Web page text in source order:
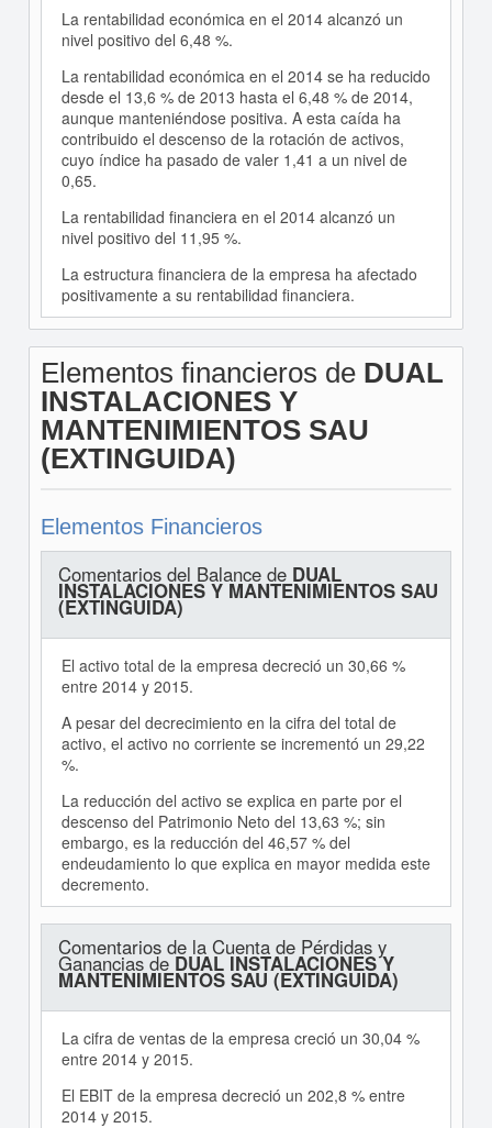
La rentabilidad económica en el 2014 alcanzó un
nivel positivo del 6,48 %.
La rentabilidad económica en el 2014 se ha reducido
desde el 13,6 % de 2013 hasta el 6,48 % de 2014,
aunque manteniéndose positiva. A esta caída ha
contribuido el descenso de la rotación de activos,
cuyo índice ha pasado de valer 1,41 a un nivel de
0,65.
La rentabilidad financiera en el 2014 alcanzó un
nivel positivo del 11,95 %.
La estructura financiera de la empresa ha afectado
positivamente a su rentabilidad financiera.
Elementos financieros de DUAL
INSTALACIONES Y
MANTENIMIENTOS SAU
(EXTINGUIDA)
Elementos Financieros
Comentarios del Balance de DUAL
INSTALACIONES Y MANTENIMIENTOS SAU
(EXTINGUIDA)
El activo total de la empresa decreció un 30,66 %
entre 2014 y 2015.
A pesar del decrecimiento en la cifra del total de
activo, el activo no corriente se incrementó un 29,22
%.
La reducción del activo se explica en parte por el
descenso del Patrimonio Neto del 13,63 %; sin
embargo, es la reducción del 46,57 % del
endeudamiento lo que explica en mayor medida este
decremento.
Comentarios de la Cuenta de Pérdidas y
Ganancias deDUAL INSTALACIONES Y
MANTENIMIENTOS SAU (EXTINGUIDA)
La cifra de ventas de la empresa creció un 30,04 %
entre 2014 y 2015.
El EBIT de la empresa decreció un 202,8 % entre
2014 y 2015.